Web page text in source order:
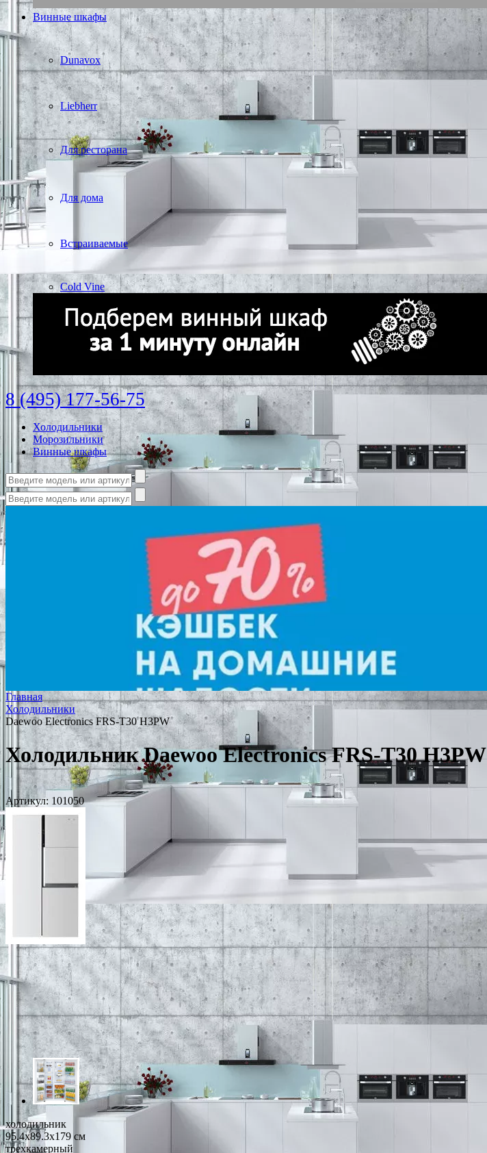
Винные шкафы
Dunavox
Liebherr
Для ресторана
Для дома
Встраиваемые
Cold Vine
8 (495) 177-56-75
Холодильники
Морозильники
Винные шкафы
Главная
Холодильники
Daewoo Electronics FRS-T30 H3PW
Холодильник Daewoo Electronics FRS-T30 H3PW
Артикул: 101050
холодильник
95.4x89.3x179 см
трехкамерный